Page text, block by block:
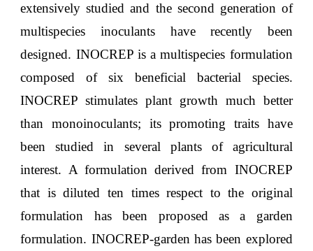
extensively studied and the second generation of
multispecies inoculants have recently been
designed. INOCREP is a multispecies formulation
composed of six beneficial bacterial species.
INOCREP stimulates plant growth much better
than monoinoculants; its promoting traits have
been studied in several plants of agricultural
interest. A formulation derived from INOCREP
that is diluted ten times respect to the original
formulation has been proposed as a garden
formulation. INOCREP-garden has been explored